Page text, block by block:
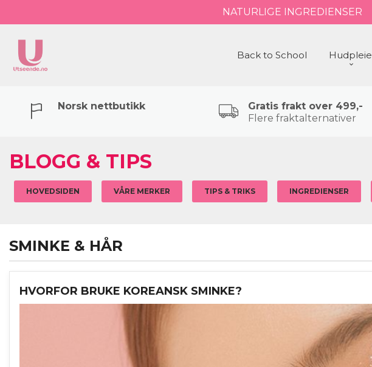
til
NATURLIGE INGREDIENSER
PRODUKTER
Back to School Hudpleie
Norsk nettbutikk
Gratis frakt over 499,-
Flere fraktalternativer
BLOGG & TIPS
HOVEDSIDEN VÅRE MERKER TIPS & TRIKS INGREDIENSER
SMINKE & HÅR
HVORFOR BRUKE KOREANSK SMINKE?